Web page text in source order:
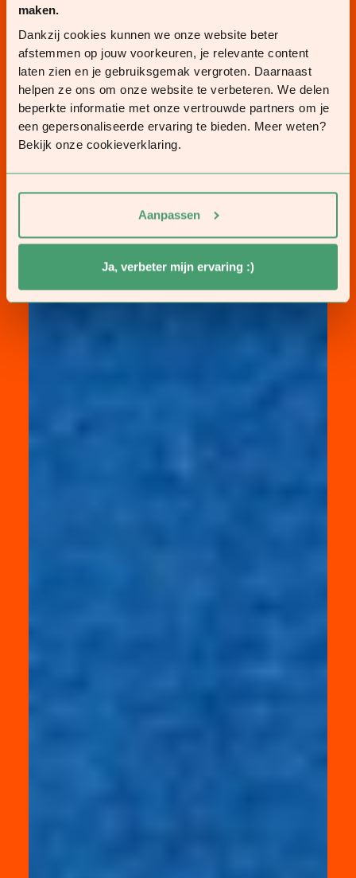
maken.
Dankzij cookies kunnen we onze website beter
afstemmen op jouw voorkeuren, je relevante content
laten zien en je gebruiksgemak vergroten. Daarnaast
helpen ze ons om onze website te verbeteren. We delen
beperkte informatie met onze vertrouwde partners om je
een gepersonaliseerde ervaring te bieden. Meer weten?
Bekijk onze cookieverklaring.
Aanpassen
Ja, verbeter mijn ervaring :)